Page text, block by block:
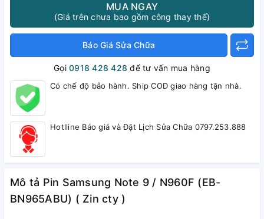
MUA NGAY
(Giá trên chưa bao gồm công thay thế)
Báo Giá Sửa Chữa
Gọi0918 428 428 để tư vấn mua hàng
Có chế độ bảo hành. Ship COD giao hàng tận nhà.
Hotlline Báo giá và Đặt Lịch Sửa Chữa 0797.253.888
Mô tả Pin Samsung Note 9 / N960F (EB-
BN965ABU) ( Zin cty )